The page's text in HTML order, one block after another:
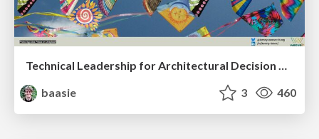
Technical Leadership for Architectural Decision Making
baasie
3 460